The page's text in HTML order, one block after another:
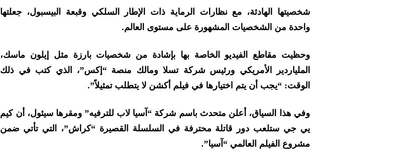
شخصيتها الهادئة، مع نظارات الرماية ذات الإطار السلكي وقبعة البيسبول، جعلتها
واحدة من الشخصيات المشهورة على مستوى العالم.
وحظيت مقاطع الفيديو الخاصة بها بإشادة من شخصيات بارزة مثل إيلون ماسك،
الملياردير الأمريكي ورئيس شركة تسلا ومالك منصة “إكس”، الذي كتب في ذلك
الوقت: “يجب أن يتم اختيارها في فيلم أكشن لا يتطلب تمثيلاً”.
وفي هذا السياق، أعلن متحدث باسم شركة “آسيا لاب للترفيه” ومقرها سيئول، أن كيم
يي جي ستلعب دور قاتلة محترفة في السلسلة القصيرة “كراش”، التي تأتي ضمن
مشروع الفيلم العالمي “آسيا”.